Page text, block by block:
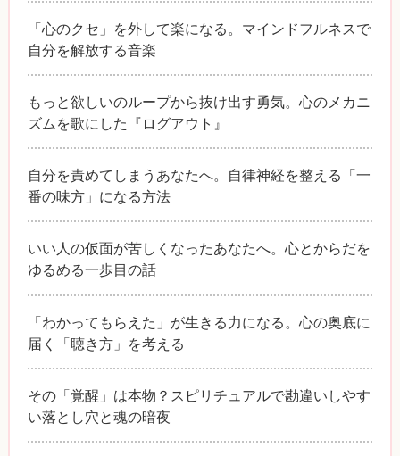
「心のクセ」を外して楽になる。マインドフルネスで
自分を解放する音楽
もっと欲しいのループから抜け出す勇気。心のメカニ
ズムを歌にした『ログアウト』
自分を責めてしまうあなたへ。自律神経を整える「一
番の味方」になる方法
いい人の仮面が苦しくなったあなたへ。心とからだを
ゆるめる一歩目の話
「わかってもらえた」が生きる力になる。心の奥底に
届く「聴き方」を考える
その「覚醒」は本物？スピリチュアルで勘違いしやす
い落とし穴と魂の暗夜